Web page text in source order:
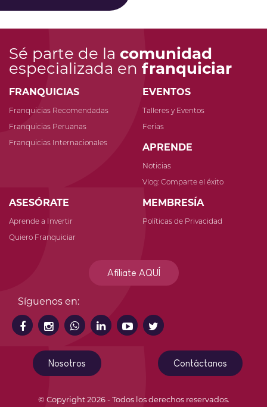
Sé parte de la comunidad
especializada en franquiciar
FRANQUICIAS
Franquicias Recomendadas
Franquicias Peruanas
Franquicias Internacionales
EVENTOS
Talleres y Eventos
Ferias
APRENDE
Noticias
Vlog: Comparte el éxito
ASESÓRATE
Aprende a Invertir
Quiero Franquiciar
MEMBRESÍA
Políticas de Privacidad
Afíliate AQUÍ
Síguenos en:
Nosotros Contáctanos
© Copyright 2026 - Todos los derechos reservados.